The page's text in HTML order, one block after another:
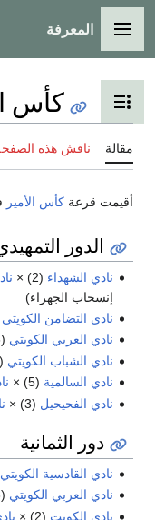
القائمة الرئيسية
المعرفة
تبديل عرض جدول
كأس الأمير
مقالة ناقش هذه
أقيمت قرعة كأس الأمير
الدور
نادي الشهداء (2) ×
إنسحاب الجهراء)
نادي التضامن الكويتي
نادي العربي الكويتي (6) ×
نادي الشباب الكويتي ×
نادي السالمية (5) ×
نادي الفحيحيل (3) ×
دور الثمانية
نادي القادسية الكويتي
نادي العربي الكويتي (3) ×
نادي الكويت (2) ×